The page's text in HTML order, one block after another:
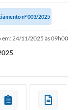
n° 003/2025
em: 24/11/2025 às 09h00